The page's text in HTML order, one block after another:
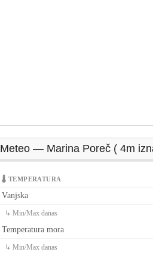
Meteo — Marina Poreč ( 4m
🌡 TEMPERATURA
Vanjska
↳ Min/Max danas
Temperatura mora
↳ Min/Max danas